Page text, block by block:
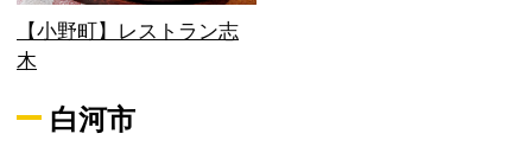
【小野町】レストラン志
木
白河市